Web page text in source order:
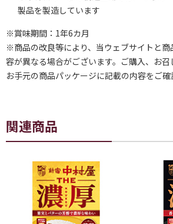
製品を製造しています
※賞味期間：1年6カ月
※商品の改良等により、当ウェブサイトと商
容が異なる場合がございます。ご購入、お
お手元の商品パッケージに記載の内容をご確
関連商品